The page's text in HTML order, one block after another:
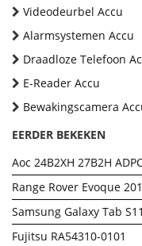
Videodeurbel Accu
Alarmsystemen Accu
Draadloze Telefoon
E-Reader Accu
Bewakingscamera
EERDER BEKEKEN
Aoc 24B2XH 27B2H
Range Rover Evoque
Samsung Galaxy Tab
Fujitsu RA54310-0101